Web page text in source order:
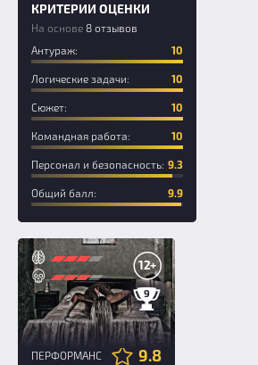
КРИТЕРИИ ОЦЕНКИ
На основе 8 отзывов
Антураж:
10
Логические задачи: 10
Сюжет: 10
Командная работа: 10
Персонал и безопасность: 9.3
Общий балл: 9.9
9
12+
ПЕРФОРМАНС 9.8